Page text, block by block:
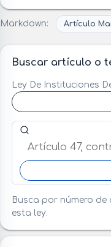
Markdown: Artículo
Buscar artículo o
Ley De Instituciones
Buscar artículo o
Busca por número
esta ley.